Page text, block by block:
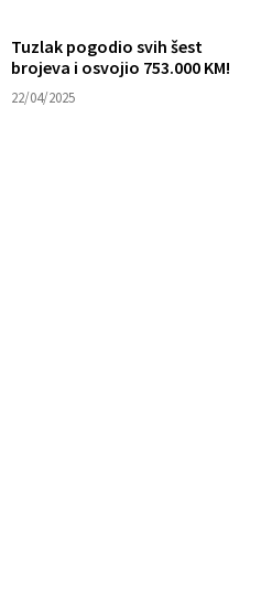
Tuzlak pogodio svih šest
brojeva i osvojio 753.000 KM!
22/04/2025